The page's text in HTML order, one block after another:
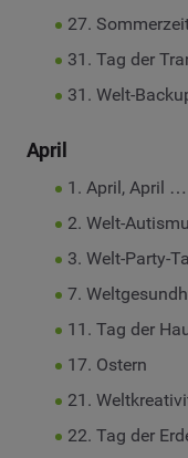
27.
31. Tag der
31. Welt-
April
1. April, April …
2. Welt-
3. Welt-Party-
7.
11. Tag der
17. Ostern
21.
22. Tag der